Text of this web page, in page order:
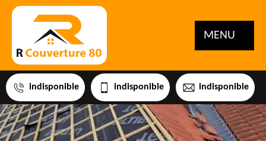
MENU
indisponible indisponible indisponible